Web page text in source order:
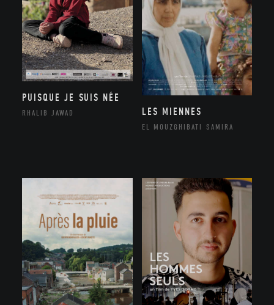
PUISQUE JE SUIS NÉE
RHALIB JAWAD LES MIENNES
EL MOUZGHIBATI SAMIRA